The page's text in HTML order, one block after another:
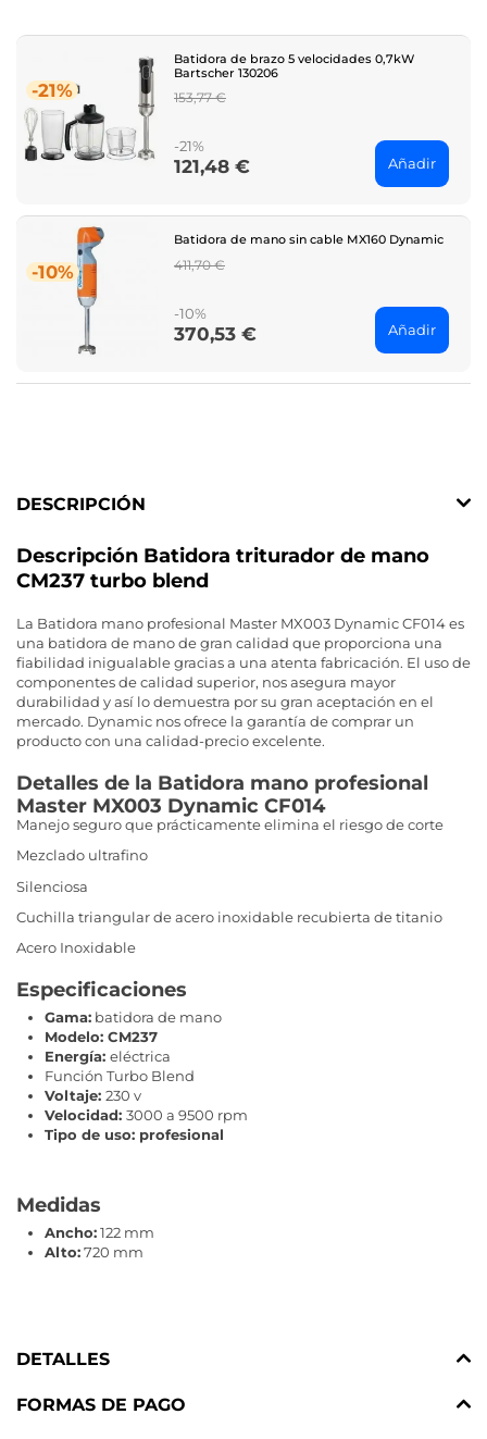
-21%
Batidora de brazo 5 velocidades 0,7kW
Bartscher 130206
Regular
153,77 €
-21%
Price
121,48 € Añadir
-10%
Batidora de mano sin cable MX160 Dynamic
Regular
411,70 €
-10%
Price
370,53 € Añadir
DESCRIPCIÓN
Descripción Batidora triturador de mano
CM237 turbo blend
La Batidora mano profesional Master MX003 Dynamic CF014 es
una batidora de mano de gran calidad que proporciona una
fiabilidad inigualable gracias a una atenta fabricación. El uso de
componentes de calidad superior, nos asegura mayor
durabilidad y así lo demuestra por su gran aceptación en el
mercado. Dynamic nos ofrece la garantía de comprar un
producto con una calidad-precio excelente.
Detalles de la Batidora mano profesional
Master MX003 Dynamic CF014
Manejo seguro que prácticamente elimina el riesgo de corte
Mezclado ultrafino
Silenciosa
Cuchilla triangular de acero inoxidable recubierta de titanio
Acero Inoxidable
Especificaciones
Gama: batidora de mano
Modelo: CM237
Energía: eléctrica
Función Turbo Blend
Voltaje: 230 v
Velocidad: 3000 a 9500 rpm
Tipo de uso: profesional
Medidas
Ancho:122 mm
Alto:720 mm
DETALLES
FORMAS DE PAGO